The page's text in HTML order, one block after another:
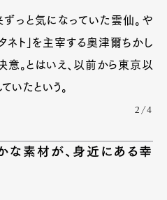
っと気になっていた雲仙。や
ネト」を主宰する奥津爾ちかし
意。とはいえ、以前から東京以
いたという。
2/4
素材が、身近にある幸